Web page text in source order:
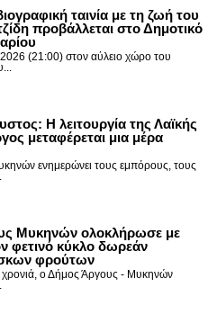
ταινία με τη ζωή του
προβάλλεται στο Δημοτικό
(21:00) στον αύλειο χώρο του
H λειτουργία της Λαϊκής
μεταφέρεται μια μέρα
ενημερώνει τους εμπόρους, τους
Μυκηνών ολοκλήρωσε με
φετινό κύκλο δωρεάν
φρούτων
χρονιά, ο Δήμος Άργους - Μυκηνών